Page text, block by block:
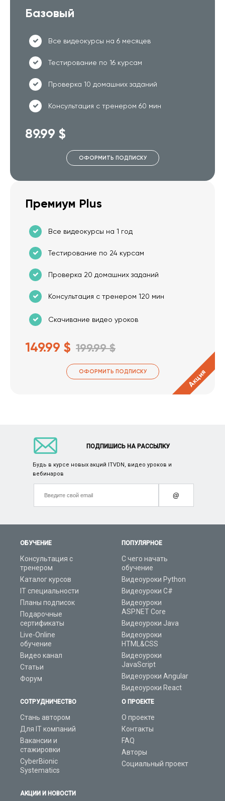
Базовый
Все видеокурсы на 6 месяцев
Тестирование по 16 курсам
Проверка 10 домашних заданий
Консультация с тренером 60 мин
89.99 $
ОФОРМИТЬ ПОДПИСКУ
Премиум Plus
Все видеокурсы на 1 год
Тестирование по 24 курсам
Проверка 20 домашних заданий
Консультация с тренером 120 мин
Скачивание видео уроков
149.99 $ 199.99 $
ОФОРМИТЬ ПОДПИСКУ Акция
ОБУЧЕНИЕ
Консультация с
тренером
Каталог курсов
IT специальности
Планы подписок
Подарочные
сертификаты
Live-Online
обучение
Видео канал
Статьи
Форум
ПОПУЛЯРНОЕ
С чего начать
обучение
Видеоуроки Python
Видеоуроки C#
Видеоуроки
ASP.NET Core
Видеоуроки Java
Видеоуроки
HTML&CSS
Видеоуроки
JavaScript
Видеоуроки Angular
Видеоуроки React
СОТРУДНИЧЕСТВО
Стань автором
Для IT компаний
Вакансии и
стажировки
CyberBionic
Systematics
АКЦИИ И НОВОСТИ
О ПРОЕКТЕ
О проекте
Контакты
FAQ
Авторы
Социальный проект
ПОДПИШИСЬ НА РАССЫЛКУ
Будь в курсе новых акций ITVDN, видео уроков и
вебинаров
@